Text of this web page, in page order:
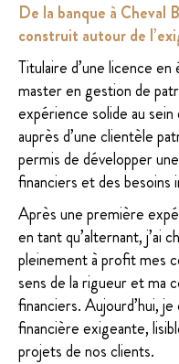
De la banque à Cheval
construit autour de
Titulaire d’une licence
master en gestion de
expérience solide au sein
auprès d’une clientèle
permis de développer
financiers et des besoins
Après une première
en tant qu’alternant, j’ai
pleinement à profit mes
sens de la rigueur et ma
financiers. Aujourd’hui,
financière exigeante,
projets de nos clients.